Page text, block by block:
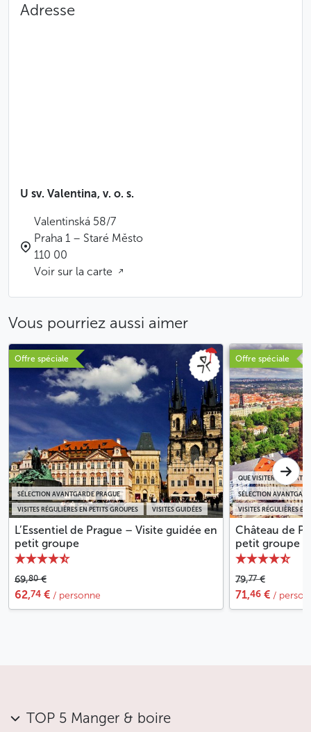
Adresse
U sv. Valentina, v. o. s.
Valentinská 58/7
Praha 1 – Staré Město
110 00
Voir sur la carte
Vous pourriez aussi aimer
Offre spéciale
VISITES RÉGULIÈRES EN PETITS GROUPES VISITES GUIDÉES
SÉLECTION AVANTGARDE PRAGUE
L’Essentiel de Prague – Visite guidée en
petit groupe
69,80€
62,74 € / personne
Offre spéciale
VISITES RÉGULIÈRES EN
SÉLECTION
QUE VISITER AU
Château de
petit groupe
79,77€
71,46 € /
TOP 5 Manger & boire